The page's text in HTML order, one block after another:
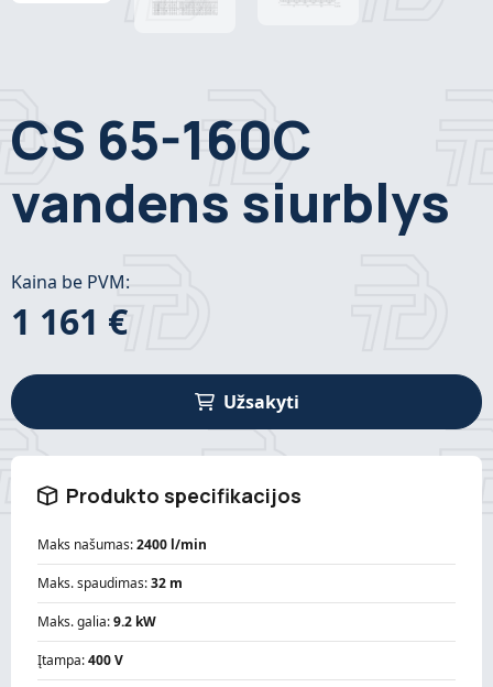
CS 65-160C
vandens siurblys
Kaina be PVM:
1 161 €
Užsakyti
Produkto specifikacijos
Maks našumas:2400 l/min
Maks. spaudimas:32 m
Maks. galia:9.2 kW
Įtampa:400 V